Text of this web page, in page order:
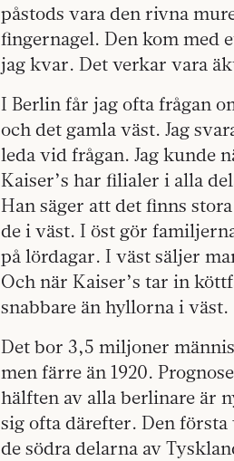
påstods vara den rivna
fingernagel. Den kom med
jag kvar. Det verkar vara
I Berlin får jag ofta frågan
och det gamla väst. Jag
leda vid frågan. Jag kunde
Kaiser’s har filialer i alla
Han säger att det finns
de i väst. I öst gör
på lördagar. I väst säljer
Och när Kaiser’s tar in
snabbare än hyllorna i väst.
Det bor 3,5 miljoner
men färre än 1920.
hälften av alla berlinare är
sig ofta därefter. Den
de södra delarna av